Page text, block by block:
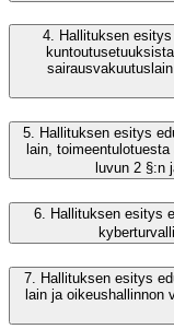
4. Hallituksen
5. Hallituksen esitys
lain,
luvun 2 §:n
6.
Hallituksen esitys
7. Hallituksen esitys
lain ja oikeushallinnon